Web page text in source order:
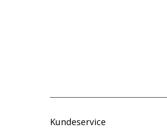
Kundeservice